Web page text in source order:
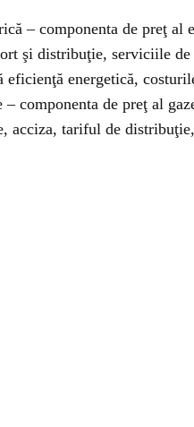
– componenta de preţ al
şi distribuţie, serviciile
eficienţă energetică,
– componenta de preţ al
acciza, tariful de